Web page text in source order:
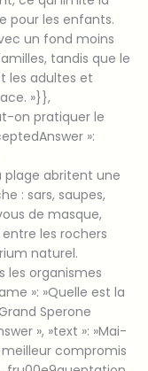
pour les enfants.
un fond moins
tandis que le
les adultes et
»}},
on pratiquer le
»:
plage abritent une
: sars, saupes,
de masque,
les rochers
naturel.
les organismes
»: »Quelle est la
Sperone
», »text »: »Mai-
compromis